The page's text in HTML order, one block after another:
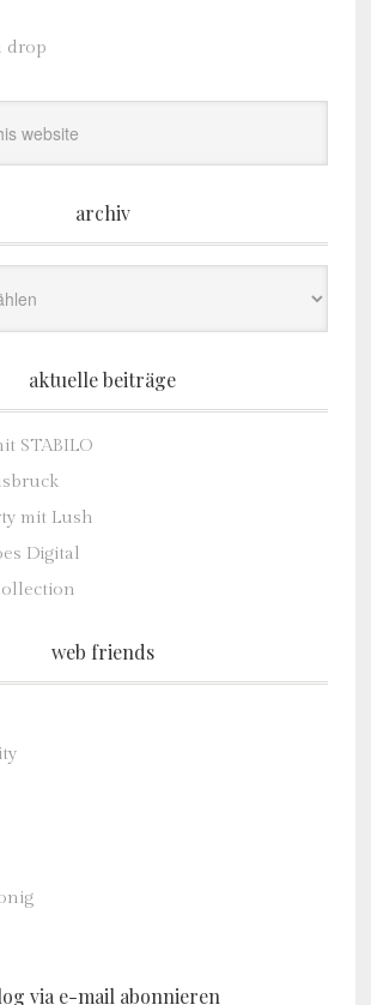
drop
archiv
aktuelle beiträge
STABILO
mit Lush
Digital
web friends
via e-mail abonnieren